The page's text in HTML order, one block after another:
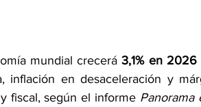
mundial crecerá 3,1% en
inflación en desaceleración y
fiscal, según el informe Panorama